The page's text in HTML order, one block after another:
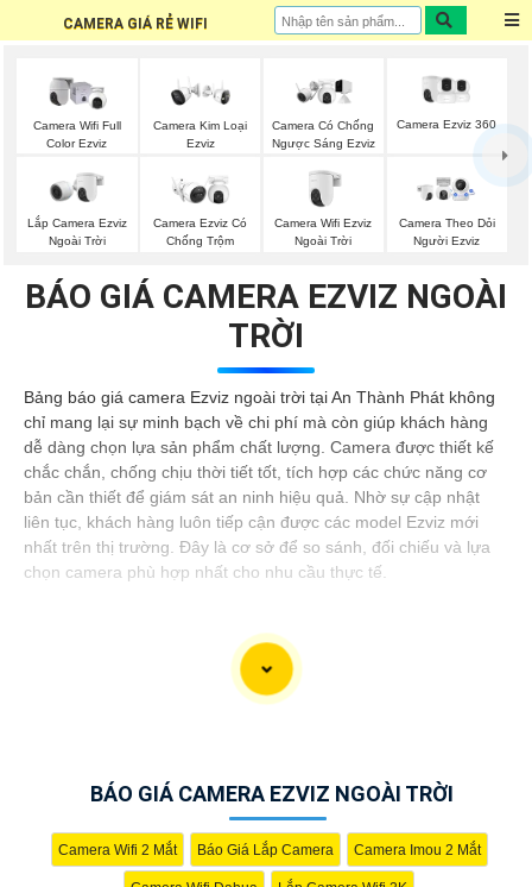
CAMERA GIÁ RẺ WIFI
Camera Wifi Full
Color Ezviz
Camera Kim Loại
Ezviz
Camera Có Chống
Ngược Sáng Ezviz
Camera Ezviz 360
Lắp Camera Ezviz
Ngoài Trời
Camera Ezviz Có
Chống Trộm
Camera Wifi Ezviz
Ngoài Trời
Camera Theo Dỏi
Người Ezviz
BÁO GIÁ CAMERA EZVIZ NGOÀI
TRỜI
Bảng báo giá camera Ezviz ngoài trời tại An Thành Phát không
chỉ mang lại sự minh bạch về chi phí mà còn giúp khách hàng
dễ dàng chọn lựa sản phẩm chất lượng. Camera được thiết kế
chắc chắn, chống chịu thời tiết tốt, tích hợp các chức năng cơ
bản cần thiết để giám sát an ninh hiệu quả. Nhờ sự cập nhật
liên tục, khách hàng luôn tiếp cận được các model Ezviz mới
nhất trên thị trường. Đây là cơ sở để so sánh, đối chiếu và lựa
chọn camera phù hợp nhất cho nhu cầu thực tế.
BÁO GIÁ CAMERA EZVIZ NGOÀI TRỜI
Camera Wifi 2 Mắt Báo Giá Lắp Camera Camera Imou 2 Mắt